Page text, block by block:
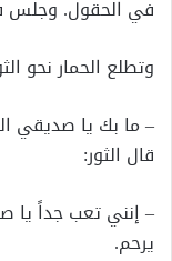
في الحقول. وجلس
وتطلع الحمار نحو
– ما بك يا صديقي
قال الثور:
– إنني تعب جداً يا
يرحم.